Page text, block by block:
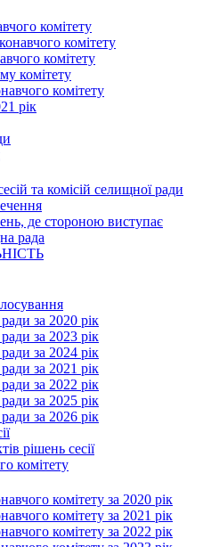
комітету
комітету
комітету
комітету
комітету
рік
та комісій селищної ради
де стороною виступає
рада
за 2020 рік
за 2023 рік
за 2024 рік
за 2021 рік
за 2022 рік
за 2025 рік
за 2026 рік
рішень сесії
комітету
комітету за 2020 рік
комітету за 2021 рік
комітету за 2022 рік